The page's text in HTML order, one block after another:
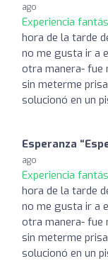
ago
Experiencia
hora de la tarde
no me gusta ir a
otra manera- fue
sin meterme
solucionó en un
Esperanza
ago
Experiencia
hora de la tarde
no me gusta ir a
otra manera- fue
sin meterme
solucionó en un